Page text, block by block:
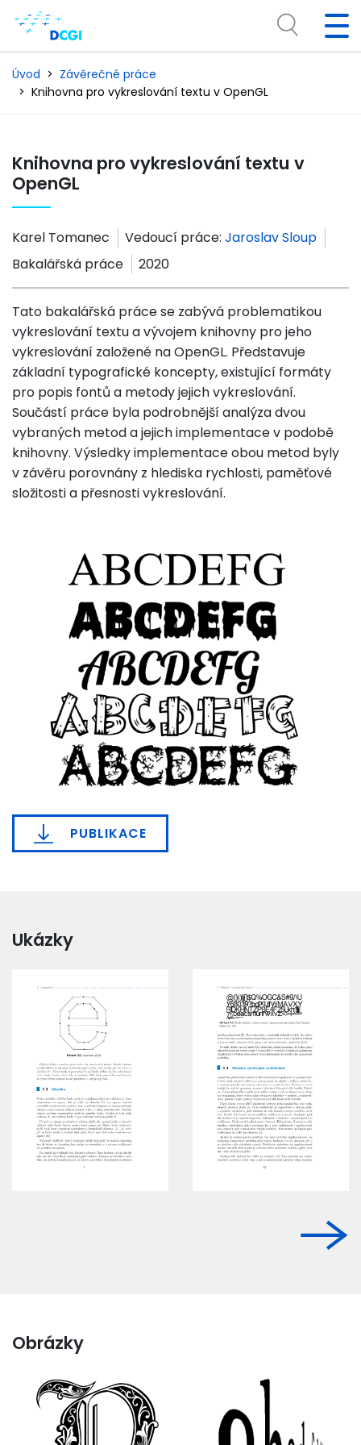
Úvod
Závěrečné práce
Knihovna pro vykreslování textu v OpenGL
Knihovna pro vykreslování textu v
OpenGL
Karel Tomanec Vedoucí práce: Jaroslav Sloup
Bakalářská práce
2020
Tato bakalářská práce se zabývá problematikou
vykreslování textu a vývojem knihovny pro jeho
vykreslování založené na OpenGL. Představuje
základní typografické koncepty, existující formáty
pro popis fontů a metody jejich vykreslování.
Součástí práce byla podrobnější analýza dvou
vybraných metod a jejich implementace v podobě
knihovny. Výsledky implementace obou metod byly
v závěru porovnány z hlediska rychlosti, paměťové
složitosti a přesnosti vykreslování.
PUBLIKACE
Ukázky
Obrázky